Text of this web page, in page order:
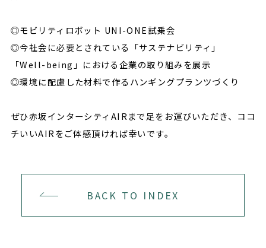
◎モビリティロボット UNI-ONE試乗会
◎今社会に必要とされている「サステナビリティ」
「Well-being」における企業の取り組みを展示
◎環境に配慮した材料で作るハンギングプランツづくり
ぜひ赤坂インターシティAIRまで足をお運びいただき、ココ
チいいAIRをご体感頂ければ幸いです。
BACK TO INDEX